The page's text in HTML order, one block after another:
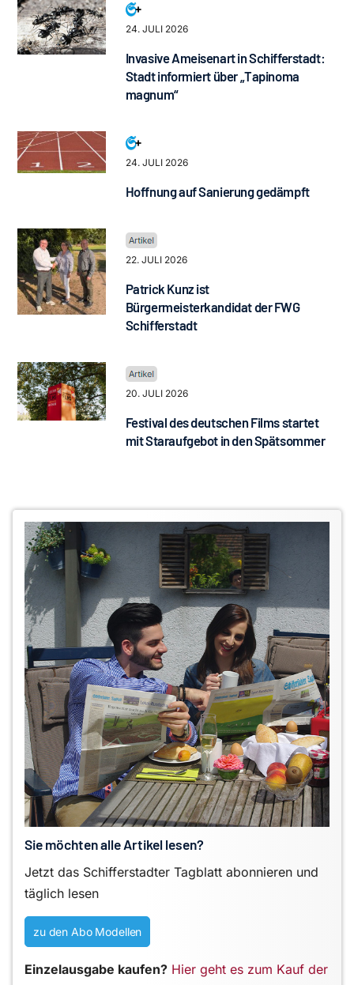
24. JULI 2026
Invasive Ameisenart in Schifferstadt:
Stadt informiert über „Tapinoma
magnum“
24. JULI 2026
Hoffnung auf Sanierung gedämpft
22. JULI 2026
Patrick Kunz ist
Bürgermeisterkandidat der FWG
Schifferstadt
20. JULI 2026
Festival des deutschen Films startet
mit Staraufgebot in den Spätsommer
Sie möchten alle Artikel lesen?
Jetzt das Schifferstadter Tagblatt abonnieren und
täglich lesen
zu den Abo Modellen
Einzelausgabe kaufen? Hier geht es zum Kauf der